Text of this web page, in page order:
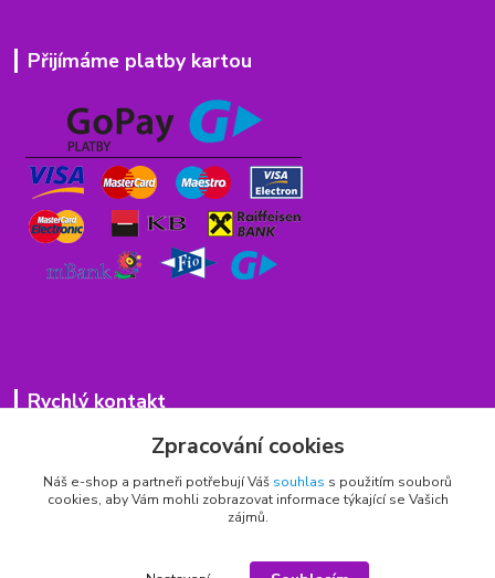
Přijímáme platby kartou
Rychlý kontakt
Po - Pá 9,00 - 15,00 hod.
obchod(zavináč)hrbitovnizbozi.cz
Zpracování cookies
Náš e-shop a partneři potřebují Váš souhlas s použitím souborů
cookies, aby Vám mohli zobrazovat informace týkající se Vašich
zájmů.